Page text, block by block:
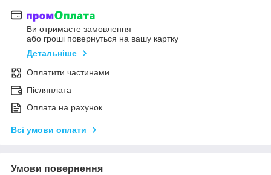
Ви отримаєте замовлення
або гроші повернуться на вашу картку
Детальніше
Оплатити частинами
Післяплата
Оплата на рахунок
Всі умови оплати
Умови повернення